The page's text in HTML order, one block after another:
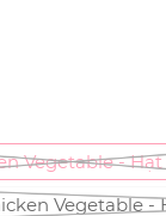
Vegetable - Hạt
Vegetable -